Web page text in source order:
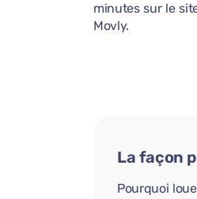
minutes sur le
Movly.
La façon
Pourquoi